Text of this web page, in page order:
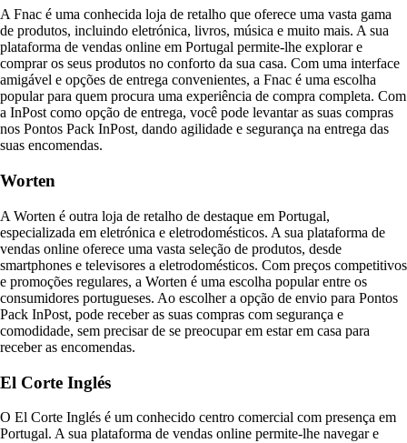
A Fnac é uma conhecida loja de retalho que oferece uma vasta gama
de produtos, incluindo eletrónica, livros, música e muito mais. A sua
plataforma de vendas online em Portugal permite-lhe explorar e
comprar os seus produtos no conforto da sua casa. Com uma interface
amigável e opções de entrega convenientes, a Fnac é uma escolha
popular para quem procura uma experiência de compra completa. Com
a InPost como opção de entrega, você pode levantar as suas compras
nos Pontos Pack InPost, dando agilidade e segurança na entrega das
suas encomendas.
Worten
A Worten é outra loja de retalho de destaque em Portugal,
especializada em eletrónica e eletrodomésticos. A sua plataforma de
vendas online oferece uma vasta seleção de produtos, desde
smartphones e televisores a eletrodomésticos. Com preços competitivos
e promoções regulares, a Worten é uma escolha popular entre os
consumidores portugueses. Ao escolher a opção de envio para Pontos
Pack InPost, pode receber as suas compras com segurança e
comodidade, sem precisar de se preocupar em estar em casa para
receber as encomendas.
El Corte Inglés
O El Corte Inglés é um conhecido centro comercial com presença em
Portugal. A sua plataforma de vendas online permite-lhe navegar e